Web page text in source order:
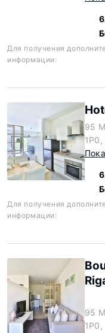
Для получения
информации:
95
1P0,
Для получения
информации:
95
1P0,